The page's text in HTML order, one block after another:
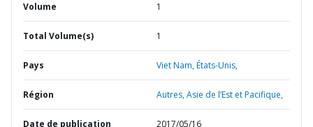
Volume 1
Total Volume(s) 1
Pays Viet Nam,États-Unis,
Région Autres,Asie de l’Est et Pacifique,
Date de publication 2017/05/16